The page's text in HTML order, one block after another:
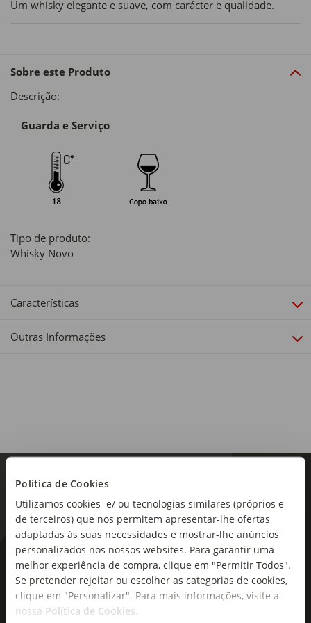
Política de Cookies
Utilizamos cookies e/ ou tecnologias similares (próprios e
de terceiros) que nos permitem apresentar-lhe ofertas
adaptadas às suas necessidades e mostrar-lhe anúncios
personalizados nos nossos websites. Para garantir uma
melhor experiência de compra, clique em "Permitir Todos".
Se pretender rejeitar ou escolher as categorias de cookies,
clique em "Personalizar". Para mais informações, visite a
nossa Política de Cookies
Um whisky elegante e suave, com carácter e qualidade.
Sobre este Produto
Descrição:
Guarda e Serviço
Tipo de produto:
Whisky Novo
Características
Outras Informações
As novidades mais frescas no
seu e-mail!
Subscreva e descubra campanhas exclusivas,